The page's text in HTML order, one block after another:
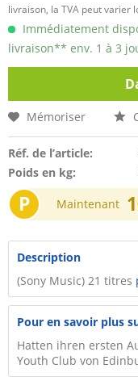
livraison, la TVA peut varier
Immédiatement
livraison** env. 1 à 3
Mémoriser
Réf. de l’article:
Poids en kg:
P Maintenant
Description
(Sony Music) 21 titres
Pour en savoir plus
Hatten ihren ersten
Youth Club von